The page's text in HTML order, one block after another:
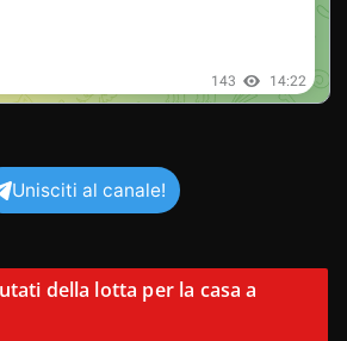
Unisciti al canale!
della lotta per la casa a